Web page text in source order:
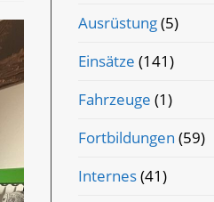
Ausrüstung(5)
Einsätze (141)
Fahrzeuge (1)
Fortbildungen (59)
Internes(41)